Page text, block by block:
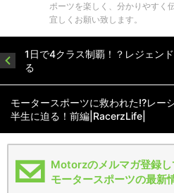
ポーツを楽しく、分かりやすく
宜しくお願い致します。
1日で4クラス制覇！？レジェン
る
モータースポーツに救われた!?レー
半生に迫る！前編|RacerzLife|
Motorzのメルマガ登録し
モータースポーツの最新